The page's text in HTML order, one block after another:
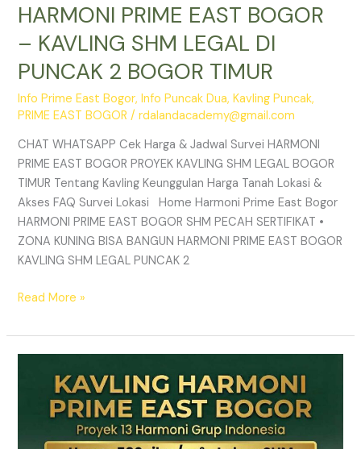
HARMONI PRIME EAST BOGOR
– KAVLING SHM LEGAL DI
PUNCAK 2 BOGOR TIMUR
Info Prime East Bogor,Info Puncak Dua,Kavling Puncak,
PRIME EAST BOGOR /rdalandacademy@gmail.com
CHAT WHATSAPP Cek Harga & Jadwal Survei HARMONI
PRIME EAST BOGOR PROYEK KAVLING SHM LEGAL BOGOR
TIMUR Tentang Kavling Keunggulan Harga Tanah Lokasi &
Akses FAQ Survei Lokasi Home Harmoni Prime East Bogor
HARMONI PRIME EAST BOGOR SHM PECAH SERTIFIKAT •
ZONA KUNING BISA BANGUN HARMONI PRIME EAST BOGOR
KAVLING SHM LEGAL PUNCAK 2
Read More »
MURAH
Puncak